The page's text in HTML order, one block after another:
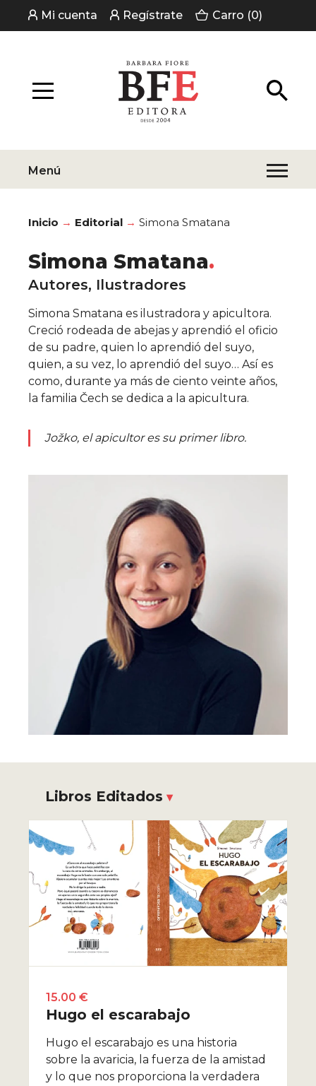
Mi cuenta Regístrate Carro (0)
Menú
Inicio Editorial Simona Smatana
Simona Smatana
Autores, Ilustradores
Simona Smatana es ilustradora y apicultora.
Creció rodeada de abejas y aprendió el oficio
de su padre, quien lo aprendió del suyo,
quien, a su vez, lo aprendió del suyo… Así es
como, durante ya más de ciento veinte años,
la familia Čech se dedica a la apicultura.
Jožko, el apicultores su primer libro.
Libros Editados
15.00 €
Hugo el escarabajo
Hugo el escarabajo es una historia
sobre la avaricia, la fuerza de la amistad
y lo que nos proporciona la verdadera